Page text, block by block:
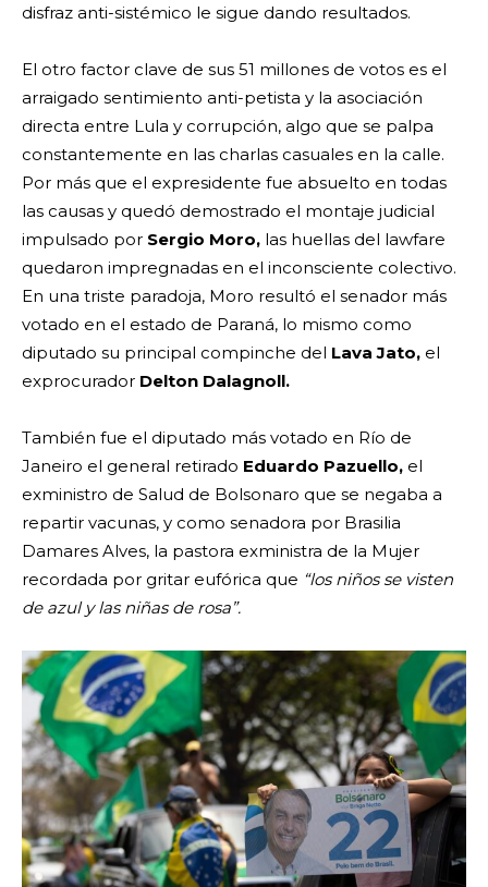
disfraz anti-sistémico le sigue dando resultados.
El otro factor clave de sus 51 millones de votos es el
arraigado sentimiento anti-petista y la asociación
directa entre Lula y corrupción, algo que se palpa
constantemente en las charlas casuales en la calle.
Por más que el expresidente fue absuelto en todas
las causas y quedó demostrado el montaje judicial
impulsado por Sergio Moro, las huellas del lawfare
quedaron impregnadas en el inconsciente colectivo.
En una triste paradoja, Moro resultó el senador más
votado en el estado de Paraná, lo mismo como
diputado su principal compinche del Lava Jato, el
exprocurador Delton Dalagnoll.
También fue el diputado más votado en Río de
Janeiro el general retirado Eduardo Pazuello, el
exministro de Salud de Bolsonaro que se negaba a
repartir vacunas, y como senadora por Brasilia
Damares Alves, la pastora exministra de la Mujer
recordada por gritar eufórica que “los niños se visten
de azul y las niñas de rosa”.